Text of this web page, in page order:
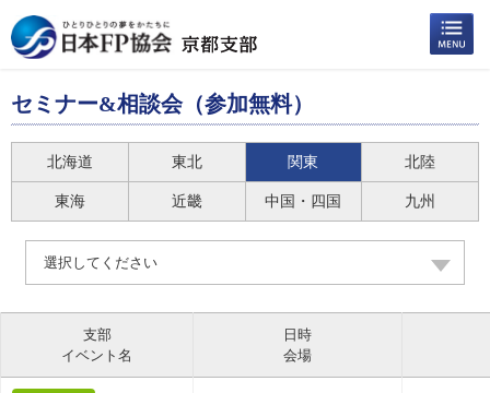
セミナー&相談会（参加無料）
北海道 東北 関東 北陸
東海 近畿 中国・四国 九州
選択してください
支部
イベント名
日時
会場